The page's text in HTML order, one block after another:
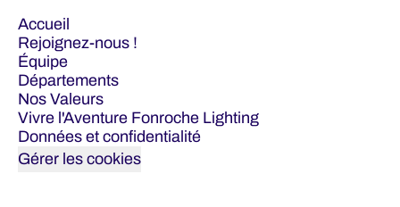
Accueil
Rejoignez-nous !
Équipe
Départements
Nos Valeurs
Vivre l'Aventure Fonroche Lighting
Données et confidentialité
Gérer les cookies